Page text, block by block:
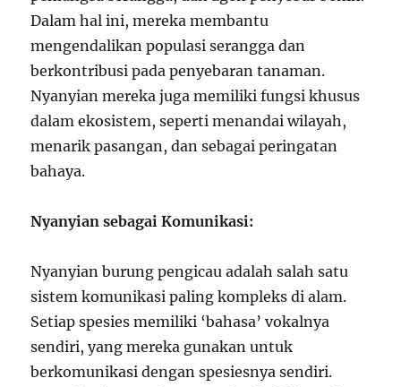
Dalam hal ini, mereka membantu
mengendalikan populasi serangga dan
berkontribusi pada penyebaran tanaman.
Nyanyian mereka juga memiliki fungsi khusus
dalam ekosistem, seperti menandai wilayah,
menarik pasangan, dan sebagai peringatan
bahaya.
Nyanyian sebagai Komunikasi:
Nyanyian burung pengicau adalah salah satu
sistem komunikasi paling kompleks di alam.
Setiap spesies memiliki ‘bahasa’ vokalnya
sendiri, yang mereka gunakan untuk
berkomunikasi dengan spesiesnya sendiri.